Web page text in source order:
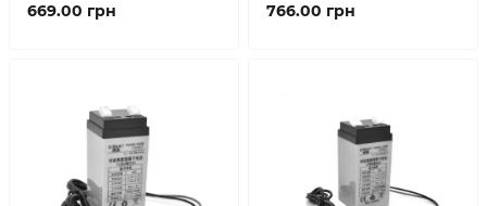
669.00 грн 766.00 грн